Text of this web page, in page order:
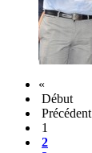
«
Début
Précédent
1
2